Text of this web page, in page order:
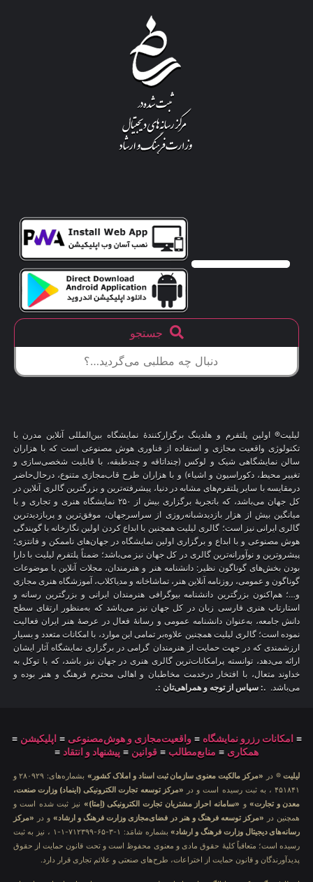
جستجو
لیلیت® اولین پلتفرم و هلدینگ برگزارکنندهٔ نمایشگاه بین‌المللی آنلاین مدرن با
تکنولوژی واقعیت مجازی و استفاده از فناوری هوش مصنوعی است که با هزاران
سالن نمایشگاهی شیک و لوکس (چنداتاقه و چندطبقه، با قابلیت شخصی‌سازی و
تغییر محیط، دکوراسیون و اشیاء) و با هزاران طرح قاب‌مجازی متنوع، درحال‌حاضر
درمقایسه با سایر پلتفرم‌های مشابه در دنیا، پیشرفته‌ترین و بزرگترین گالری آنلاین در
کل جهان می‌باشد، که باتجربهٔ برگزاری بیش از ۲۵۰ نمایشگاه هنری و تجاری و با
میانگین بیش از هزار بازدیدشبانه‌روزی از سراسرجهان، موفق‌ترین و پربازدیدترین
گالری ایرانی نیز است؛ گالری لیلیت همچنین با ابداع کردن اولین نگارخانه با گویندگی
هوش مصنوعی و با ابداع و برگزاری اولین نمایشگاه در جهان‌های ناممکن و فانتزی؛
پیشروترین و نوآورانه‌ترین گالری در کل جهان نیز می‌باشد؛ ضمناً پلتفرم لیلیت با دارا
بودن بخش‌های گوناگون نظیر: دانشنامه هنر و هنرمندان، مجلات آنلاین با موضوعات
گوناگون و عمومی، روزنامه آنلاین هنر، تماشاخانه و مدیاکلاب، آموزشگاه هنری مجازی
و…؛ هم‌اکنون بزرگترین دانشنامه بیوگرافی هنرمندان ایرانی و بزرگترین رسانه و
استارتاپ هنری فارسی زبان در کل جهان نیز می‌باشد که به‌منظور ارتقای سطح
دانش جامعه، به‌عنوان دانشنامه عمومی و رسانهٔ فعال در عرصهٔ هنر ایران فعالیت
نموده است؛ گالری لیلیت همچنین علاوه‌بر تمامی این موارد، با امکانات متعدد و بسیار
ارزشمندی که در جهت حمایت از هنرمندان گرامی در برگزاری نمایشگاه آثار ایشان
ارائه می‌دهد، توانسته پرامکانات‌ترین گالری هنری در جهان نیز باشد، که با توکل به
خداوند متعال، با افتخار درخدمت مخاطبان و اهالی محترم فرهنگ و هنر بوده و
می‌باشد. .: سپاس از توجه و همراهی‌تان :.
≡ امکانات رزرو نمایشگاه ≡واقعیت‌مجازی و هوش‌مصنوعی ≡ اپلیکیشن ≡
همکاری ≡ منابع‌مطالب ≡ قوانین ≡ پیشنهاد و انتقاد ≡
لیلیت® در «مرکز مالکیت معنوی سازمان ثبت اسناد و املاک کشور»
بشماره‌های: ۲۸۰۹۲۹ و
۴۵۱۸۴۱ ، به ثبت رسیده است و در
«مرکز توسعه تجارت الکترونیکی (اینماد) وزارت صنعت،
معدن و تجارت»و «سامانه احراز مشتریان تجارت الکترونیکی (اِمتا)» نیز ثبت شده است و
همچنین در «مرکز توسعه فرهنگ و هنر در فضای‌مجازی وزارت فرهنگ و ارشاد» و در «مرکز
رسانه‌های دیجیتال وزارت فرهنگ و ارشاد»
بشماره شامَد: ۱-۳-۶۵-۷۱۲۳۹۹-۱-۱ ، نیز به ثبت
رسیده است؛ متعاقباً کلیهٔ حقوق مادی و معنوی محفوظ است و تحت قانون حمایت از حقوق
پدیدآورندگان و قانون حمایت از اختراعات، طرح‌های صنعتی و علائم تجاری قرار دارد.